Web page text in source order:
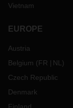
Vietnam
EUROPE
Austria
Belgium (FR NL )
Czech Republic
Denmark